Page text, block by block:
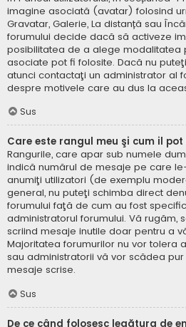
imagine asociată (avatar) folosind
Gravatar, Galerie, La distanță sau
forumului decide dacă să activeze
posibilitatea de a alege modalitatea
asociate pot fi folosite. Dacă nu
atunci contactaţi un administrator al
despre motivele care au dus la
Sus
Care este rangul meu şi cum il
Rangurile, care apar sub numele
indică numărul de mesaje pe care
anumiţi utilizatori (de exemplu
general, nu puteţi schimba direct
forumului faţă de cum au fost
administratorul forumului. Vă rugăm,
scriind mesaje inutile doar pentru a
Majoritatea forumurilor nu vor tolera
sau administratorii vă vor scădea
mesaje scrise.
Sus
De ce când folosesc legătura de